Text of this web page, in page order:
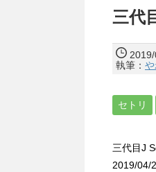
三代
執筆：
セトリ
三代目J
2019/04/